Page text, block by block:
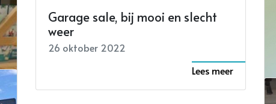
Garage sale, bij mooi en slecht
weer
26 oktober 2022
Lees meer